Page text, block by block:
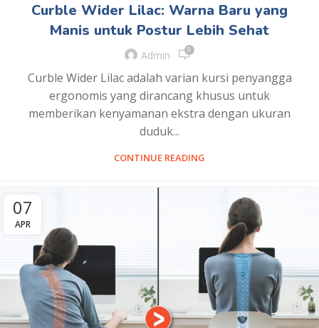
Curble Wider Lilac: Warna Baru yang
Manis untuk Postur Lebih Sehat
Admin 0
Curble Wider Lilac adalah varian kursi penyangga
ergonomis yang dirancang khusus untuk
memberikan kenyamanan ekstra dengan ukuran
duduk...
CONTINUE READING
07
APR